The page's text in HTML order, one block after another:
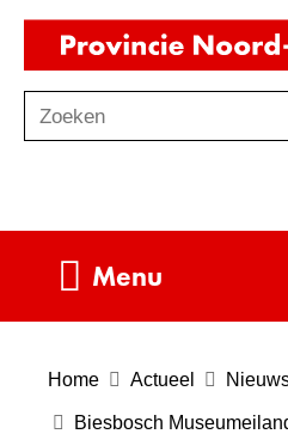
o
Zoeken
Menu
Home Actueel
Biesbosch